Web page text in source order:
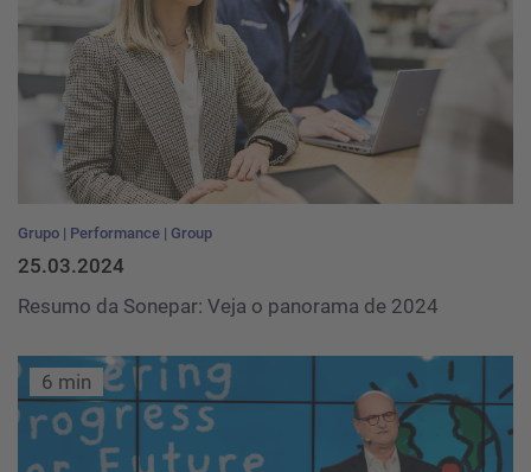
Grupo Performance Group
25.03.2024
Resumo da Sonepar: Veja o panorama de 2024
6 min